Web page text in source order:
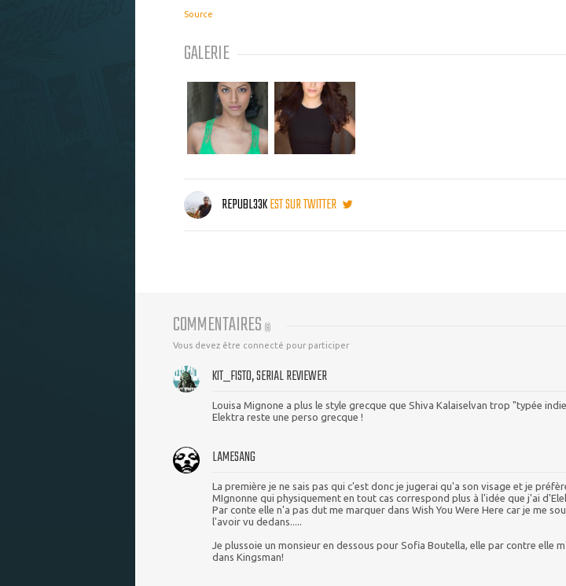
Source
GALERIE
REPUBL33KEST SUR TWITTER
COMMENTAIRES (8)
Vous devez être connecté pour participer
KIT_FISTO, SERIAL REVIEWER
Louisa Mignone a plus le style grecque que Shiva Kalaiselvan trop "typée
Elektra reste une perso grecque !
LAMESANG
La première je ne sais pas qui c'est donc je jugerai qu'a son visage et je
MIgnonne qui physiquement en tout cas correspond plus à l'idée que j'ai
Par conte elle n'a pas dut me marquer dans Wish You Were Here car je me
l'avoir vu dedans.....
Je plussoie un monsieur en dessous pour Sofia Boutella, elle par contre elle
dans Kingsman!